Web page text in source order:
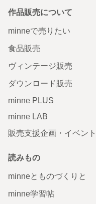
作品販売について
minneで売りたい
食品販売
ヴィンテージ販売
ダウンロード販売
minne PLUS
minne LAB
販売支援企画・イベント
読みもの
minneとものづくりと
minne学習帖